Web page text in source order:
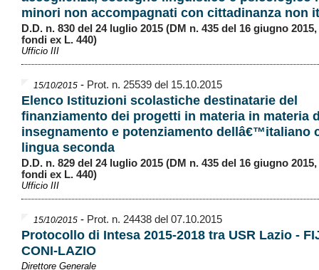
minori non accompagnati con cittadinanza non
D.D. n. 830 del 24 luglio 2015 (DM n. 435 del 16 giugno
fondi ex L. 440)
Ufficio III
15/10/2015 - Prot. n. 25539 del 15.10.2015
Elenco Istituzioni scolastiche destinatarie del
finanziamento dei progetti in materia in materia
insegnamento e potenziamento dellâ€™italiano
lingua seconda
D.D. n. 829 del 24 luglio 2015 (DM n. 435 del 16 giugno
fondi ex L. 440)
Ufficio III
15/10/2015 - Prot. n. 24438 del 07.10.2015
Protocollo di Intesa 2015-2018 tra USR Lazio -
CONI-LAZIO
Direttore Generale